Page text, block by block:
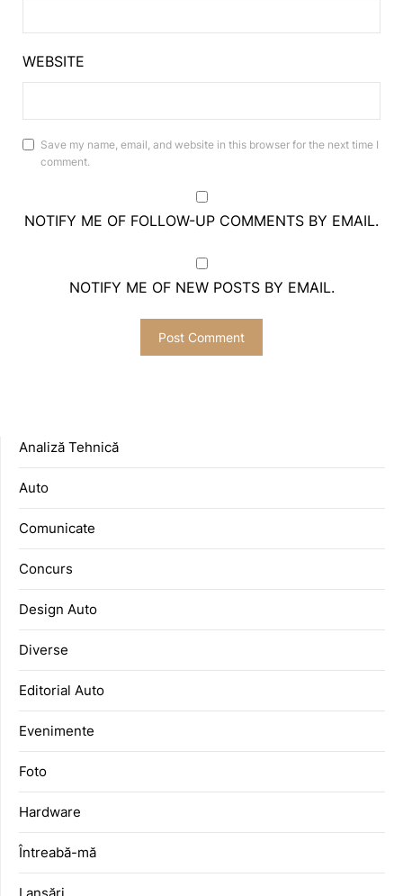
WEBSITE
Save my name, email, and website in this browser for the next time I
comment.
NOTIFY ME OF FOLLOW-UP COMMENTS BY EMAIL.
NOTIFY ME OF NEW POSTS BY EMAIL.
Analiză Tehnică
Auto
Comunicate
Concurs
Design Auto
Diverse
Editorial Auto
Evenimente
Foto
Hardware
Întreabă-mă